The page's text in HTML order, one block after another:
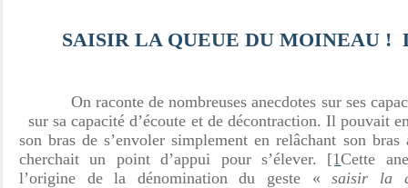
SAISIR LA QUEUE DU MOINEAU !
On raconte de nombreuses anecdotes sur ses
sur sa capacité d’écoute et de décontraction. Il pouvait
son bras de s’envoler simplement en relâchant son
cherchait un point d’appui pour s’élever. [1Cette
l’origine de la dénomination du geste «saisir la